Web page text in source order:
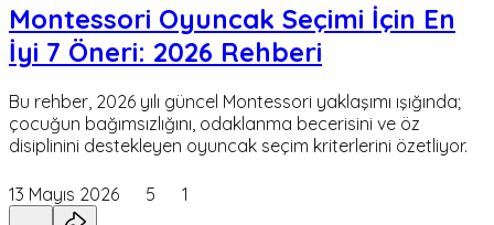
Montessori Oyuncak Seçimi İçin En
İyi 7 Öneri: 2026 Rehberi
Bu rehber, 2026 yılı güncel Montessori yaklaşımı ışığında;
çocuğun bağımsızlığını, odaklanma becerisini ve öz
disiplinini destekleyen oyuncak seçim kriterlerini özetliyor.
13 Mayıs 2026 5 1